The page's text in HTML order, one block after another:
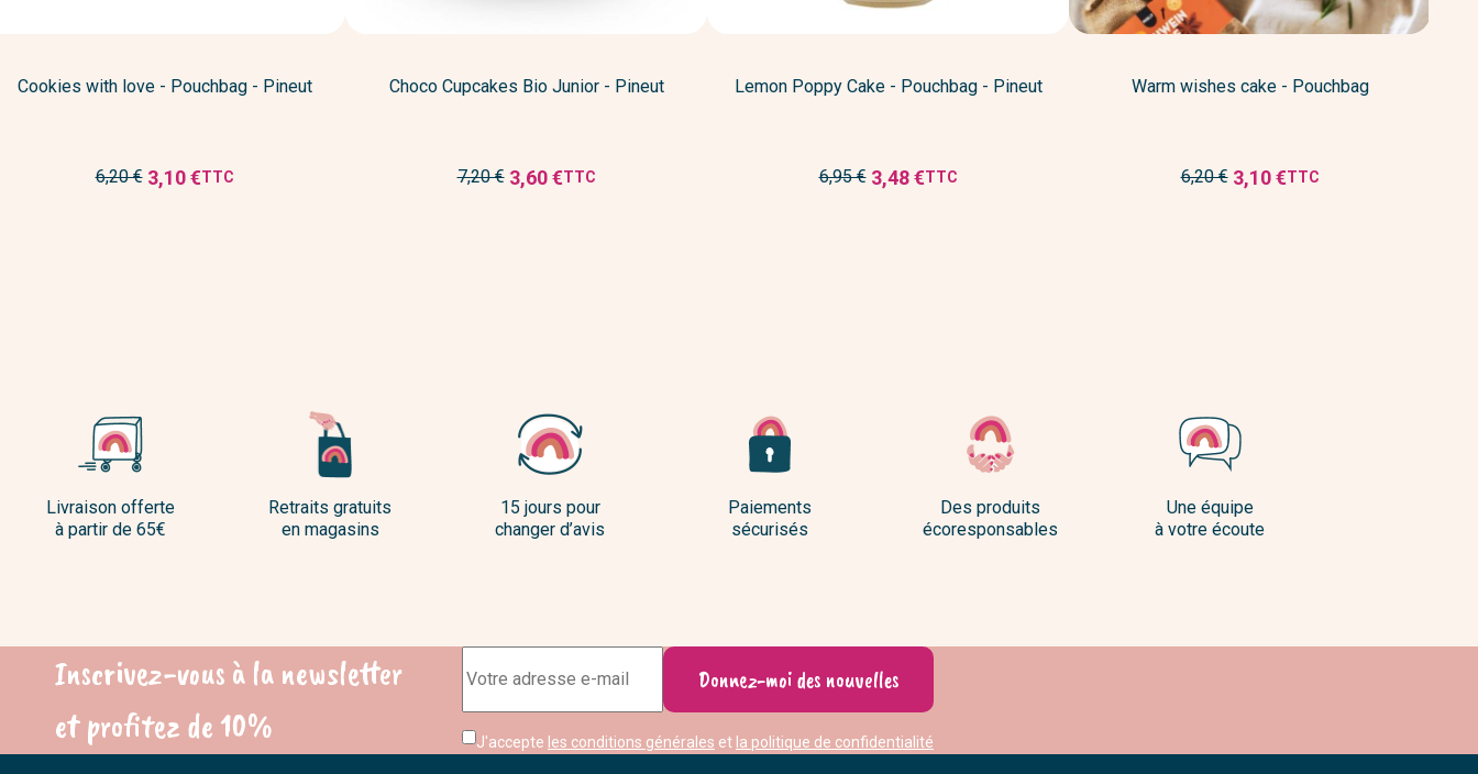
Cookies with love - Pouchbag - Pineut
Prix
6,20 €
Prix
3,10 €TTC
Choco Cupcakes Bio Junior - Pineut
Prix
7,20 €
Prix
3,60 €TTC
Lemon Poppy Cake - Pouchbag - Pineut
Prix
6,95 €
Prix
3,48 €TTC
Warm wishes cake - Pouchbag
Prix
6,20 €
Prix
3,10 €TTC
Livraison offerte
à partir de 65€
Retraits gratuits
en magasins
15 jours pour
changer d’avis
Paiements
sécurisés
Des produits
écoresponsables
Une équipe
à votre écoute
Inscrivez-vous à la newsletter
et profitez de 10%
Adresse
mail
Donnez-moi des nouvelles
J'accepte les conditions générales et la politique de confidentialité